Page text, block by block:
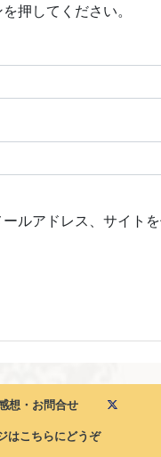
押してください。
ルアドレス、サイト
想・お問合せ
はこちらにどうぞ